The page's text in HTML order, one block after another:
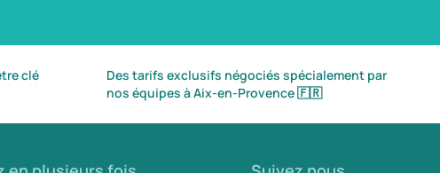
clé
Des tarifs exclusifs négociés spécialement par
nos équipes à Aix-en-Provence🇫🇷